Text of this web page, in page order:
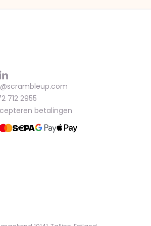
712 2955
betalingen